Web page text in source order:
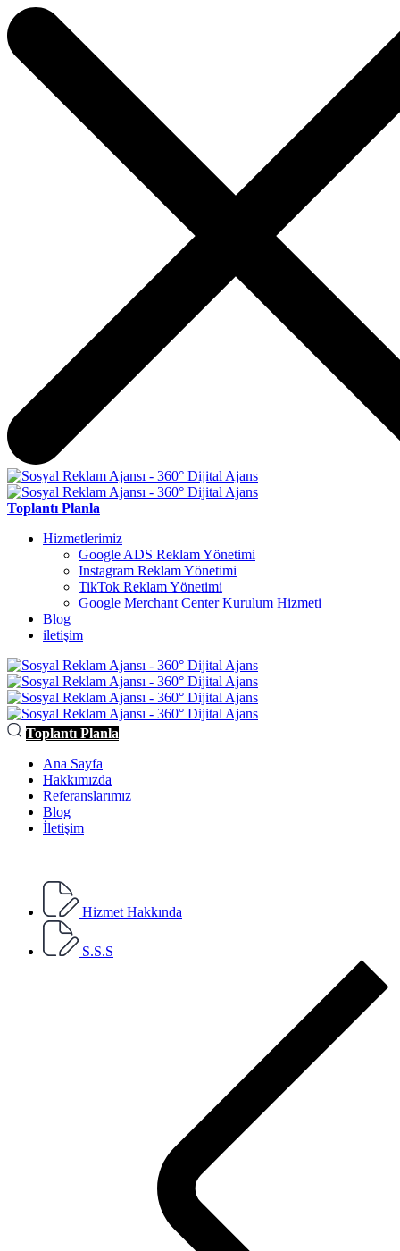
Toplantı Planla
Hizmetlerimiz
Google ADS Reklam Yönetimi
Instagram Reklam Yönetimi
TikTok Reklam Yönetimi
Google Merchant Center Kurulum Hizmeti
Blog
iletişim
Toplantı Planla
Ana Sayfa
Hakkımızda
Referanslarımız
Blog
İletişim
Hizmet Hakkında
S.S.S